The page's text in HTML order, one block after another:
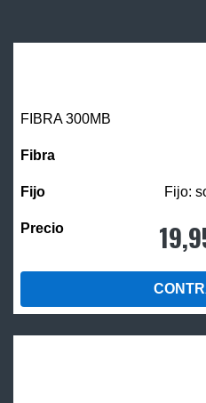
FIBRA 300MB
Fijo: